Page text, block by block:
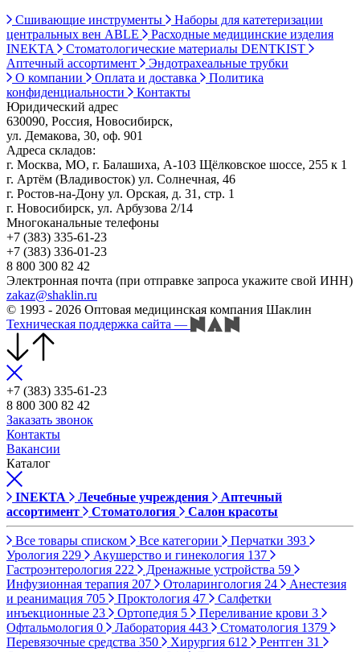
Сшивающие инструменты
Наборы для катетеризации
центральных вен ABLE
Расходные медицинские изделия
INEKTA
Стоматологические материалы DENTKIST
Аптечный ассортимент
Эндотрахеальные трубки
О компании
Оплата и доставка
Политика
конфиденциальности
Контакты
Юридический адрес
630090, Россия, Новосибирск,
ул. Демакова, 30, оф. 901
Адреса складов:
г. Москва, МО, г. Балашиха, А-103 Щёлковское шоссе, 255 к 1
г. Артём (Владивосток) ул. Солнечная, 46
г. Ростов-на-Дону ул. Орская, д. 31, стр. 1
г. Новосибирск, ул. Арбузова 2/14
Многоканальные телефоны
+7 (383) 335-61-23
+7 (383) 336-01-23
8 800 300 82 42
Электронная почта (при отправке запроса укажите свой ИНН)
zakaz@shaklin.ru
© 1993 - 2026 Оптовая медицинская компания Шаклин
Техническая поддержка сайта —
+7 (383) 335-61-23
8 800 300 82 42
Заказать звонок
Контакты
Вакансии
Каталог
INEKTA Лечебные учреждения
Аптечный
ассортимент
Стоматология Салон красоты
Все товары списком Все категории Перчатки 393
Урология 229 Акушерство и гинекология 137
Гастроэнтерология 222 Дренажные устройства 59
Инфузионная терапия 207 Отоларингология 24
Анестезия
и реанимация 705 Проктология 47
Салфетки
инъекционные 23 Ортопедия 5 Переливание крови 3
Офтальмология 0 Лаборатория 443 Стоматология 1379
Перевязочные средства 350 Хирургия 612 Рентген 31